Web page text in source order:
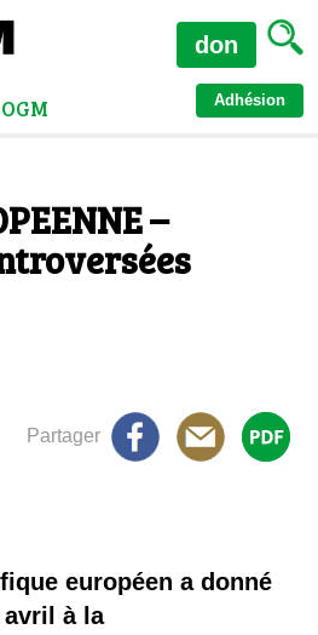
Adhésion
don
–
Partager
européen a donné
à la